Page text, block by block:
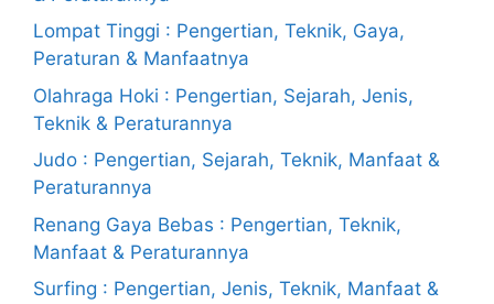
Lompat Tinggi : Pengertian, Teknik, Gaya,
Peraturan & Manfaatnya
Olahraga Hoki : Pengertian, Sejarah, Jenis,
Teknik & Peraturannya
Judo : Pengertian, Sejarah, Teknik, Manfaat &
Peraturannya
Renang Gaya Bebas : Pengertian, Teknik,
Manfaat & Peraturannya
Surfing : Pengertian, Jenis, Teknik, Manfaat &